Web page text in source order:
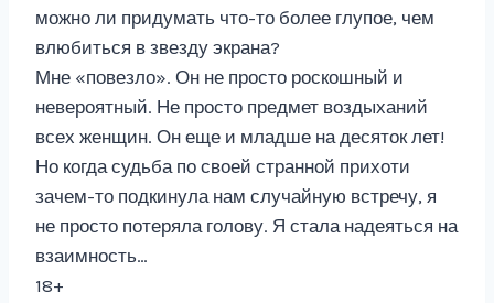
можно ли придумать что-то более глупое, чем
влюбиться в звезду экрана?
Мне «повезло». Он не просто роскошный и
невероятный. Не просто предмет воздыханий
всех женщин. Он еще и младше на десяток лет!
Но когда судьба по своей странной прихоти
зачем-то подкинула нам случайную встречу, я
не просто потеряла голову. Я стала надеяться на
взаимность…
18+